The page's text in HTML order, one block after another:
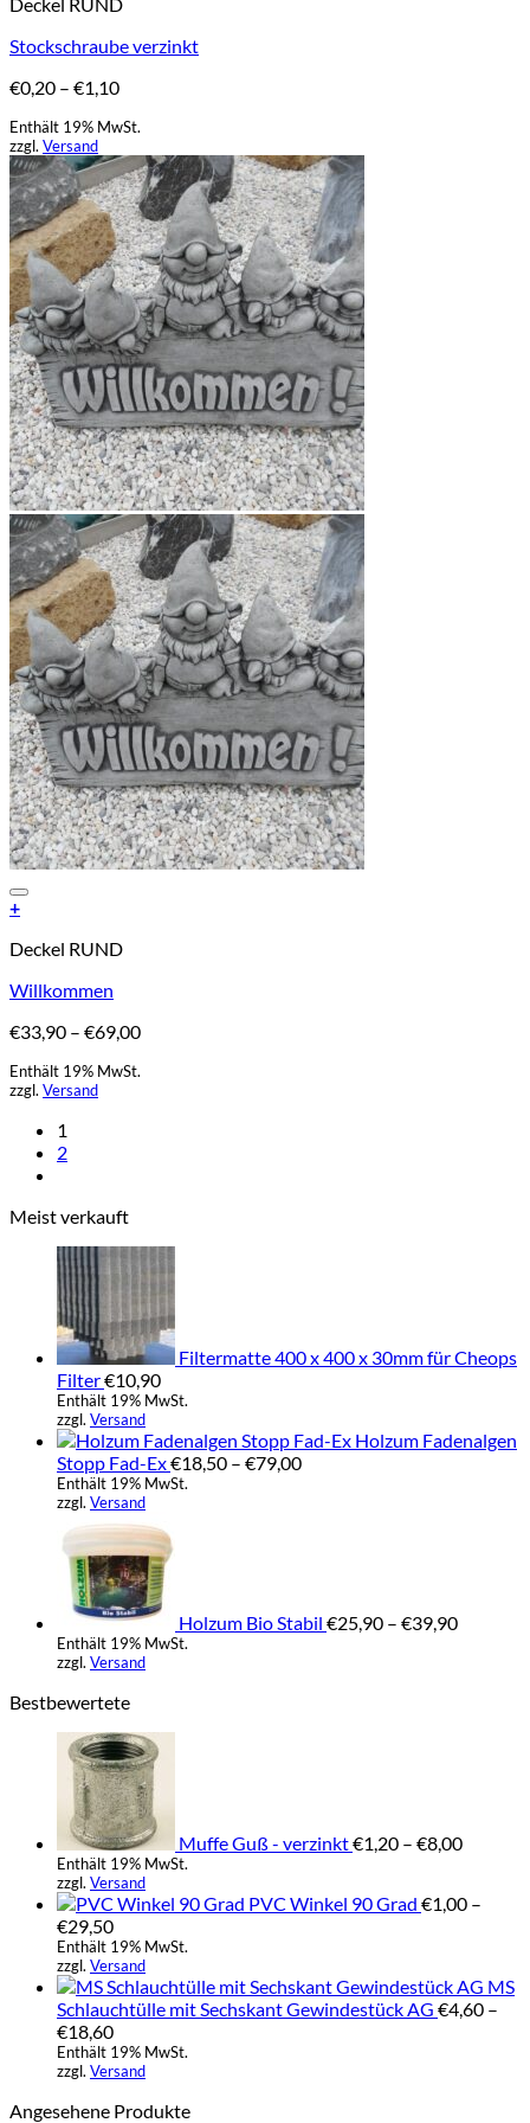
Produkt
mehrere
auf.
Die
Optionen
können
auf
der
Produktseite
gewählt
werden
Stockschraube verzinkt
€0,20 – €1,10Preisspanne:
bis
€1,10
Enthält 19% MwSt.
zzgl. Versand
+
Produkt
mehrere
auf.
Die
Optionen
Produktseite
werden
Deckel RUND
Willkommen
€33,90 – €69,00Preisspanne:
Enthält 19% MwSt.
zzgl. Versand
1
2
Meist verkauft
Filtermatte 400 x 400 x 30mm für Cheops
Filter€10,90
Enthält 19% MwSt.
zzgl. Versand
Holzum Fadenalgen
Stopp Fad-Ex€18,50 – €79,00Preisspanne:
Enthält 19% MwSt.
zzgl. Versand
Holzum Bio Stabil €25,90 – €39,90
Enthält 19% MwSt.
zzgl. Versand
Bestbewertete
Muffe Guß - verzinkt€1,20 – €8,00
Enthält 19% MwSt.
zzgl. Versand
PVC Winkel 90 Grad €1,00 –
€29,50Preisspanne:
€1,00
bis
€29,50
Enthält 19% MwSt.
zzgl. Versand
MS
Schlauchtülle mit Sechskant Gewindestück AG €4,60 –
€18,60Preisspanne:
€4,60
bis
Enthält 19% MwSt.
zzgl. Versand
Angesehene Produkte